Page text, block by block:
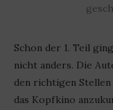
Schon der 1. Teil
nicht anders. Die
den richtigen
das Kopfkino